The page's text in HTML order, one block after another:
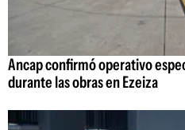
Ancap confirmó operativo
durante las obras en Ezeiza